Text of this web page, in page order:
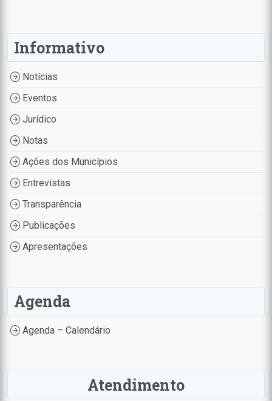
Informativo
Notícias
Eventos
Jurídico
Notas
Ações dos Municípios
Entrevistas
Transparência
Publicações
Apresentações
Agenda
Agenda – Calendário
Atendimento